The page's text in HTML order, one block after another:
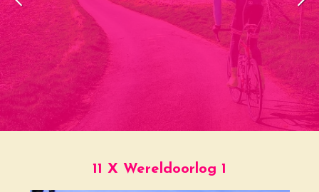
11 X Wereldoorlog 1